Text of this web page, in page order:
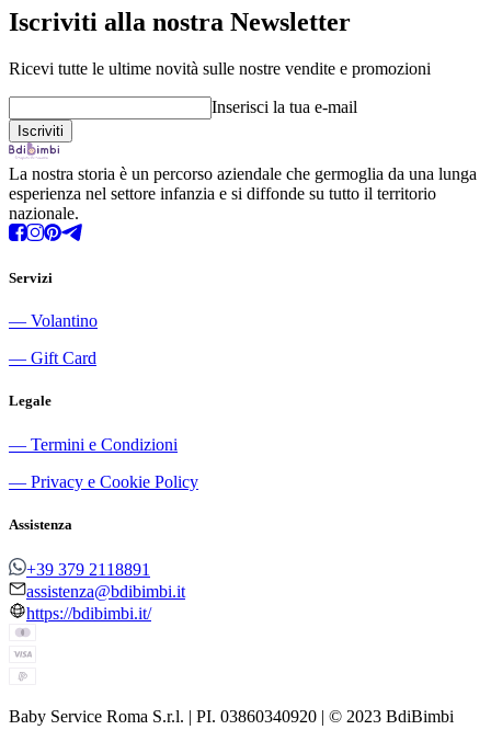
Iscriviti alla nostra Newsletter
Ricevi tutte le ultime novità sulle nostre vendite e promozioni
Inserisci la tua e-mail
La nostra storia è un percorso aziendale che germoglia da una lunga
esperienza nel settore infanzia e si diffonde su tutto il territorio
nazionale.
Servizi
― Volantino
― Gift Card
Legale
― Termini e Condizioni
― Privacy e Cookie Policy
Assistenza
+39 379 2118891
assistenza@bdibimbi.it
https://bdibimbi.it/
Baby Service Roma S.r.l. | PI. 03860340920 | © 2023 BdiBimbi